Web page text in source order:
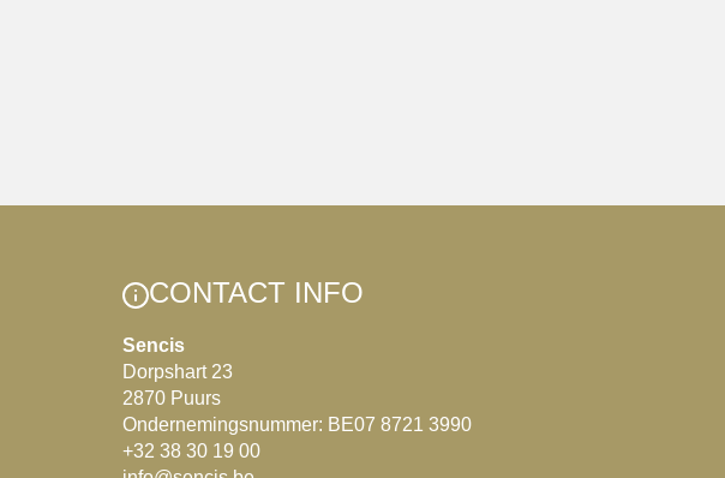
CONTACT INFO
Sencis
Dorpshart 23
2870 Puurs
Ondernemingsnummer: BE07 8721 3990
+32 38 30 19 00